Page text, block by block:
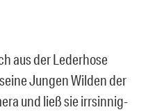
aus der Lederhose
Jungen Wilden der
und ließ sie irrsinnig-